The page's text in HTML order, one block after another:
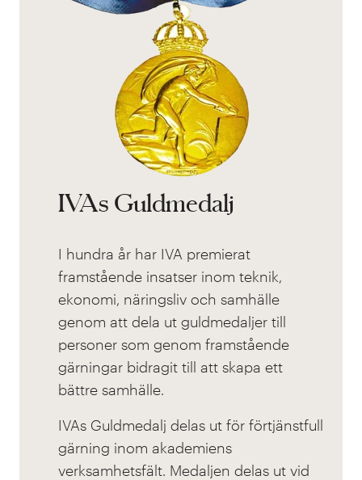
IVAs Guldmedalj
I hundra år har IVA premierat
framstående insatser inom teknik,
ekonomi, näringsliv och samhälle
genom att dela ut guldmedaljer till
personer som genom framstående
gärningar bidragit till att skapa ett
bättre samhälle.
IVAs Guldmedalj delas ut för förtjänstfull
gärning inom akademiens
verksamhetsfält. Medaljen delas ut vid